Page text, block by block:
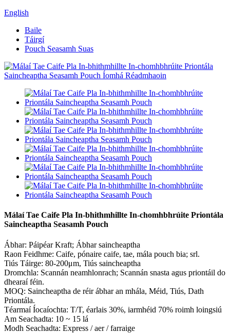
English
Baile
Táirgí
Pouch Seasamh Suas
Málaí Tae Caife Pla In-bhithmhillte In-chomhbhrúite Priontála
Saincheaptha Seasamh Pouch
Ábhar: Páipéar Kraft; Ábhar saincheaptha
Raon Feidhme: Caife, pónaire caife, tae, mála pouch bia; srl.
Tiús Táirge: 80-200μm, Tiús saincheaptha
Dromchla: Scannán neamhlonrach; Scannán snasta agus priontáil do
dhearaí féin.
MOQ: Saincheaptha de réir ábhar an mhála, Méid, Tiús, Dath
Priontála.
Téarmaí Íocaíochta: T/T, éarlais 30%, iarmhéid 70% roimh loingsiú
Am Seachadta: 10 ~ 15 lá
Modh Seachadta: Express / aer / farraige